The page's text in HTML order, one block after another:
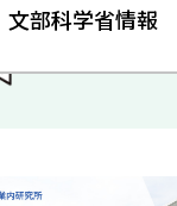
文部科学省情報